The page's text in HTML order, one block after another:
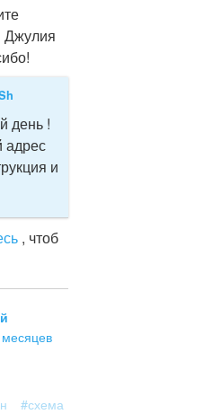
Джулия
день !
адрес
и
, чтоб
#схема